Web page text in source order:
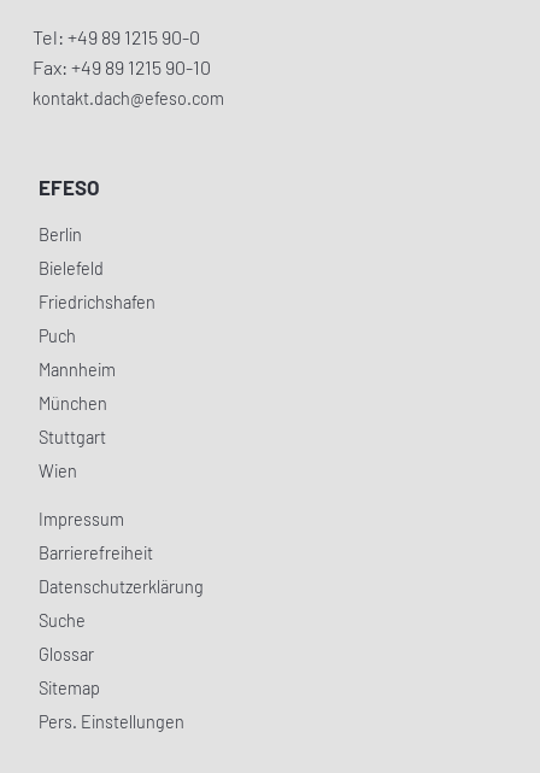
Tel: +49 89 1215 90-0
Fax: +49 89 1215 90-10
kontakt.dach@efeso.com
EFESO
Berlin
Bielefeld
Friedrichshafen
Puch
Mannheim
München
Stuttgart
Wien
Impressum
Barrierefreiheit
Datenschutzerklärung
Suche
Glossar
Sitemap
Pers. Einstellungen